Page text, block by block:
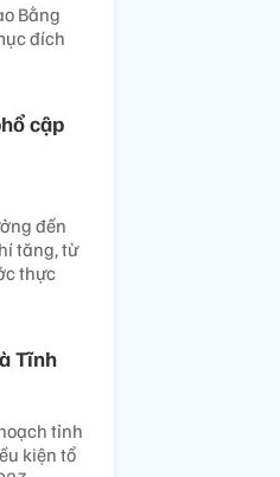
Bằng
đích
cập
đến
tăng, từ
thực
Tĩnh
tỉnh
kiện tổ